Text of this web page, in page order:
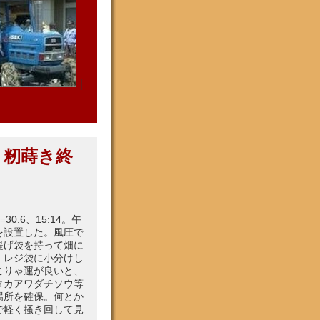
蒔き終
、15:14。午
設置した。風圧で
袋を持って畑に
ジ袋に小分けし
ゃ運が良いと、
カアワダチソウ等
所を確保。何とか
く掻き回して見